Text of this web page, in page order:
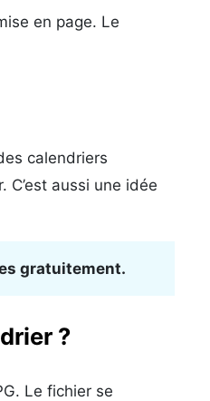
en page. Le
calendriers
C’est aussi une idée
gratuitement.
?
Le fichier se